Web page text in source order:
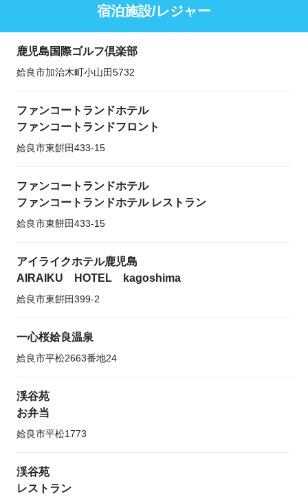
宿泊施設/レジャー
鹿児島国際ゴルフ倶楽部
姶良市加治木町小山田5732
ファンコートランドホテル
ファンコートランドフロント
姶良市東餠田433-15
ファンコートランドホテル
ファンコートランドホテル レストラン
姶良市東餅田433-15
アイライクホテル鹿児島
AIRAIKU HOTEL kagoshima
姶良市東餠田399-2
一心桜姶良温泉
姶良市平松2663番地24
渓谷苑
お弁当
姶良市平松1773
渓谷苑
レストラン